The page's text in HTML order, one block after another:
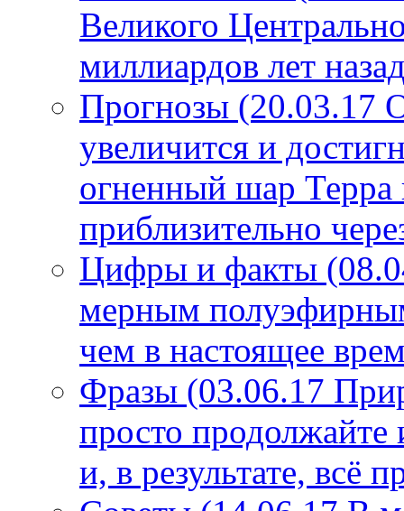
Великого
миллиардов лет
Прогнозы (20.03.17
увеличится и
огненный шар Терра
приблизительно
Цифры и факты
мерным
чем в настоящее
Фразы (03.06.17
просто продолжайте
и, в результате, всё